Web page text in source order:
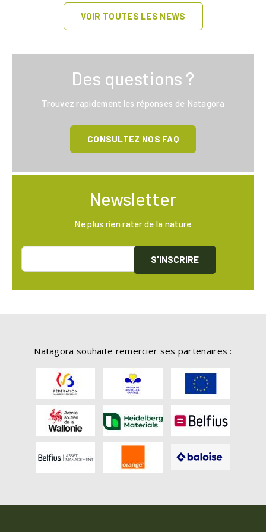
VOIR TOUTES LES NEWS
Des questions ?
Trouvez rapidement les réponses de Natagora
CONSULTEZ NOS FAQ
Newsletter
Ne plus rien rater de la nature
S'INSCRIRE
Natagora souhaite remercier ses partenaires :